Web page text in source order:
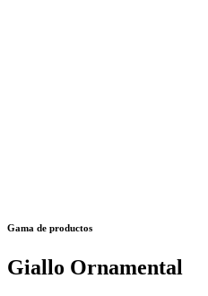
Gama de productos
Giallo Ornamental